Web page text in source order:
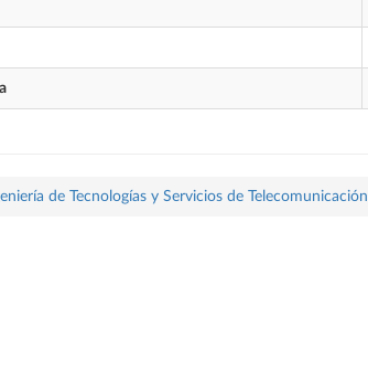
de Tecnologías y Servicios de Telecomunicación